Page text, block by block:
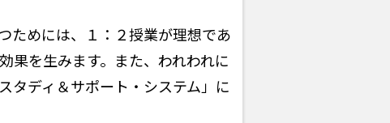
ためには、１：２授業が理想であ
果を生みます。また、われわれに
タディ＆サポート・システム」に